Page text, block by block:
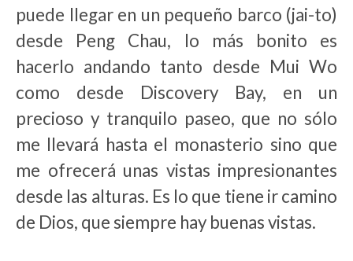
puede llegar en un pequeño barco (jai-to)
desde Peng Chau, lo más bonito es
hacerlo andando tanto desde Mui Wo
como desde Discovery Bay, en un
precioso y tranquilo paseo, que no sólo
me llevará hasta el monasterio sino que
me ofrecerá unas vistas impresionantes
desde las alturas. Es lo que tiene ir camino
de Dios, que siempre hay buenas vistas.